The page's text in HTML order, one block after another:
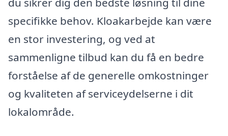
specifikke behov. Kloakarbejde kan være
en stor investering, og ved at
sammenligne tilbud kan du få en bedre
forståelse af de generelle omkostninger
og kvaliteten af serviceydelserne i dit
lokalområde.